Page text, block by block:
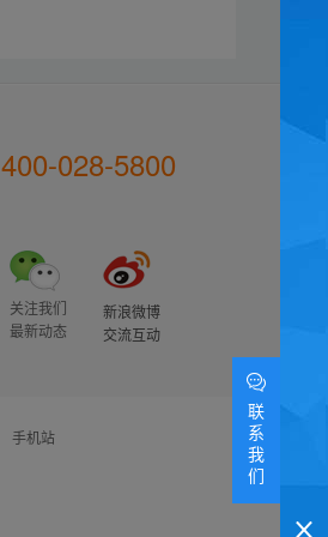
400-028-5800
关注我们
最新动态
新浪微博
交流互动
手机站
联
系
我
们